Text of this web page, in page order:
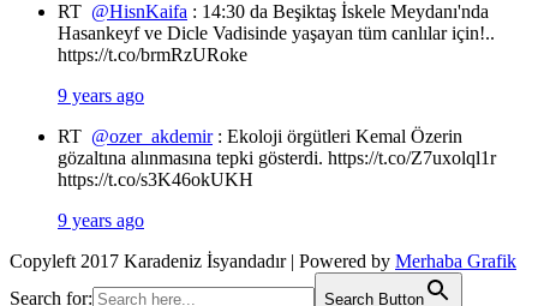
RT @HisnKaifa : 14:30 da Beşiktaş İskele Meydanı'nda
Hasankeyf ve Dicle Vadisinde yaşayan tüm canlılar için!..
https://t.co/brmRzURoke
9 years ago
RT @ozer_akdemir: Ekoloji örgütleri Kemal Özerin
gözaltına alınmasına tepki gösterdi. https://t.co/Z7uxolql1r
https://t.co/s3K46okUKH
9 years ago
Copyleft 2017 Karadeniz İsyandadır | Powered by Merhaba Grafik
Search for:
Search Button